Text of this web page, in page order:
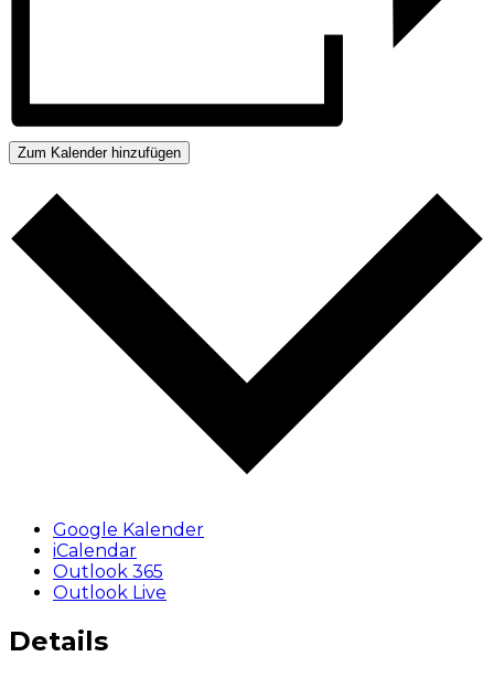
Zum Kalender hinzufügen
Google Kalender
iCalendar
Outlook 365
Outlook Live
Details